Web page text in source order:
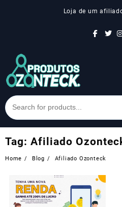
Loja de um
Tag: Afiliado
Home Blog Afiliado Ozonteck